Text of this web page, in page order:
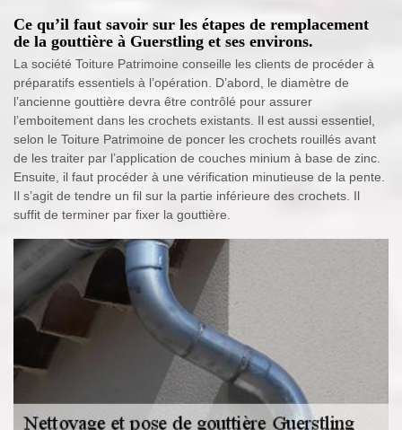
Ce qu’il faut savoir sur les étapes de remplacement
de la gouttière à Guerstling et ses environs.
La société Toiture Patrimoine conseille les clients de procéder à
préparatifs essentiels à l’opération. D’abord, le diamètre de
l’ancienne gouttière devra être contrôlé pour assurer
l’emboitement dans les crochets existants. Il est aussi essentiel,
selon le Toiture Patrimoine de poncer les crochets rouillés avant
de les traiter par l’application de couches minium à base de zinc.
Ensuite, il faut procéder à une vérification minutieuse de la pente.
Il s’agit de tendre un fil sur la partie inférieure des crochets. Il
suffit de terminer par fixer la gouttière.